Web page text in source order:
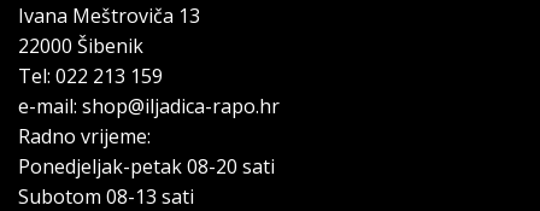
Ivana Meštroviča 13
22000 Šibenik
Tel: 022 213 159
e-mail: shop@iljadica-rapo.hr
Radno vrijeme:
Ponedjeljak-petak 08-20 sati
Subotom 08-13 sati